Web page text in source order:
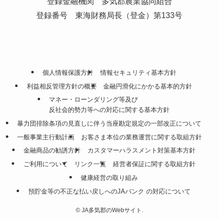
登録番号 東海財務局長（登金）第133号
個人情報保護方針
情報セキュリティ基本方針
利益相反管理方針の概要
金融円滑化にかかる基本的方針
マネー・ローンダリング等及び
反社会的勢力等への対応に関する基本方針
暴力団排除条項の見直しに伴う当座勘定規定の一部改正について
一般事業主行動計画
お客さま本位の業務運営に関する取組方針
金融商品の勧誘方針
カスタマーハラスメント対策基本方針
ご利用について
リンク一覧
経営者保証に関する取組方針
健康経営の取り組み
預貯金等の不正な払い戻しへのJAバンク の対応について
© JA多気郡のWebサイト.